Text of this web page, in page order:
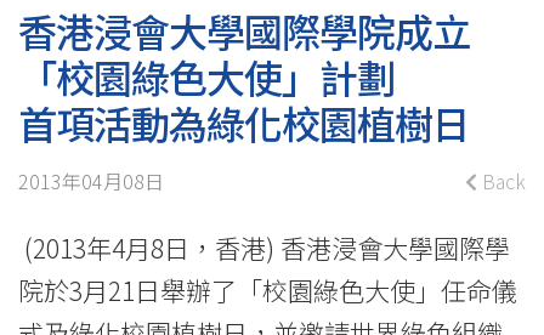
國
學
院
成
立
香港浸會大學國際學院成立
「校園綠色大使」計劃
首項活動為綠化校園植樹日
2013年04月08日 Back
(2013年4月8日，香港) 香港浸會大學國際學
院於3月21日舉辦了「校園綠色大使」任命儀